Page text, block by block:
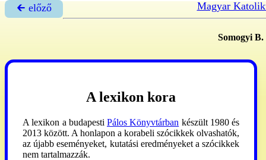
🡰 előző Magyar
Somogyi B.
A lexikon kora
A lexikon a budapesti Pálos Könyvtárban készült 1980 és
2013 között. A honlapon a korabeli szócikkek olvashatók,
az újabb eseményeket, kutatási eredményeket a szócikkek
nem tartalmazzák.